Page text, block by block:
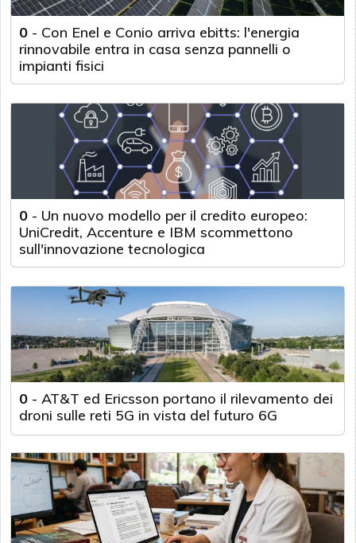
0 - Con Enel e Conio arriva ebitts: l'energia
rinnovabile entra in casa senza pannelli o
impianti fisici
0 - Un nuovo modello per il credito europeo:
UniCredit, Accenture e IBM scommettono
sull'innovazione tecnologica
0 - AT&T ed Ericsson portano il rilevamento dei
droni sulle reti 5G in vista del futuro 6G